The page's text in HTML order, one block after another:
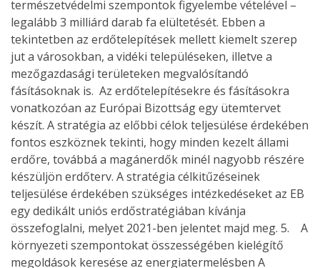
természetvédelmi szempontok figyelembe vételével –
legalább 3 milliárd darab fa elültetését. Ebben a
tekintetben az erdőtelepítések mellett kiemelt szerep
jut a városokban, a vidéki településeken, illetve a
mezőgazdasági területeken megvalósítandó
fásításoknak is. Az erdőtelepítésekre és fásításokra
vonatkozóan az Európai Bizottság egy ütemtervet
készít. A stratégia az előbbi célok teljesülése érdekében
fontos eszköznek tekinti, hogy minden kezelt állami
erdőre, továbbá a magánerdők minél nagyobb részére
készüljön erdőterv. A stratégia célkitűzéseinek
teljesülése érdekében szükséges intézkedéseket az EB
egy dedikált uniós erdőstratégiában kívánja
összefoglalni, melyet 2021-ben jelentet majd meg. 5. A
környezeti szempontokat összességében kielégítő
megoldások keresése az energiatermelésben A